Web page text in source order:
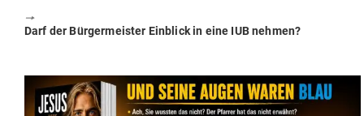
🠖
Next
Darf der Bür­ger­meister Ein­blick in eine IUB nehmen?